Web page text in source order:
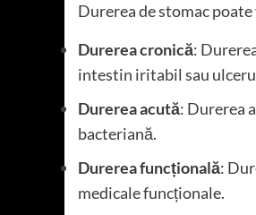
Durerea de stomac
Durerea cronică:
intestin iritabil sau
Durerea acută: Durerea
bacteriană.
Durerea funcțională:
medicale funcționale.